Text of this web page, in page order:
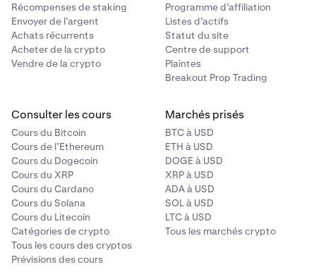
Récompenses de staking
Envoyer de l’argent
Achats récurrents
Acheter de la crypto
Vendre de la crypto
Programme d’affiliation
Listes d’actifs
Statut du site
Centre de support
Plaintes
Breakout Prop Trading
Consulter les cours
Cours du Bitcoin
Cours de l’Ethereum
Cours du Dogecoin
Cours du XRP
Cours du Cardano
Cours du Solana
Cours du Litecoin
Catégories de crypto
Tous les cours des cryptos
Prévisions des cours
Marchés prisés
BTC à USD
ETH à USD
DOGE à USD
XRP à USD
ADA à USD
SOL à USD
LTC à USD
Tous les marchés crypto